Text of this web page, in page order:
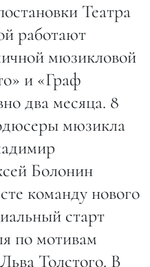
Театра
работают
мюзикловой
и «Граф
два месяца. 8
мюзикла
Болонин
команду нового
старт
по мотивам
Толстого. В